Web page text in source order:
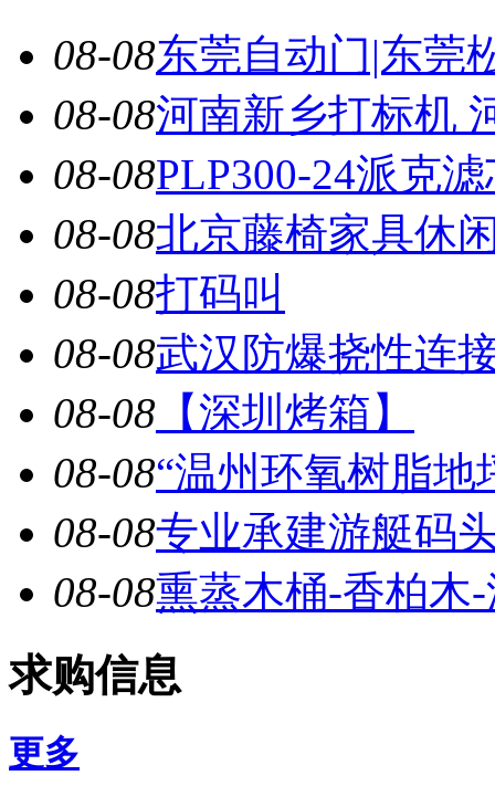
08-08东莞自动门|东莞
08-08河南新乡打标机
08-08PLP300-24派克
08-08北京藤椅家具休
08-08打码叫
08-08武汉防爆挠性连
08-08 【深圳烤箱】
08-08“温州环氧树脂地
08-08专业承建游艇码
08-08熏蒸木桶-香柏木
求购信息
更多